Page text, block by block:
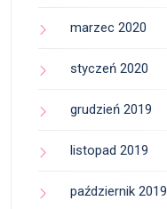
marzec 2020
styczeń 2020
grudzień 2019
listopad 2019
październik 2019